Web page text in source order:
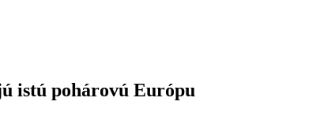
istú pohárovú Európu